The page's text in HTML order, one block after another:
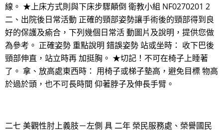
線。 ★上床方式則與下床步驟顛倒 衛教小組 NF0270201 2
二、出院後日常活動 正確的頸部姿勢讓手術後的頸部得到良
好的保護及瘉合，下列幾個日常活 動圖片及說明，提供您做
為參考。 正確姿勢 重點說明 錯誤姿勢 站或坐時： 收下巴後
頸部伸直，站立時再 加挺胸。 ★切記！不可在椅子上睡著
了。 拿、放高處東西時： 用椅子或梯子墊高，避免目標 物高
於過於頭，也不可長時間 仰著脖子及伸長手臂。
二七 美觀性肘上義肢－左側 具 二年 榮民服務處、榮譽國民